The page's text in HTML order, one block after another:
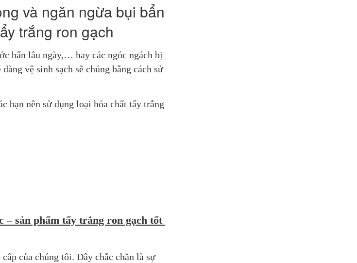
và ngăn ngừa bụi bẩn
trắng ron gạch
bẩn lâu ngày,… hay các ngóc ngách bị
vệ sinh sạch sẽ chúng bằng cách sử
bạn nên sử dụng loại hóa chất tẩy trắng
– sản phẩm tẩy trắng ron gạch tốt
cấp của chúng tôi. Đây chắc chắn là sự